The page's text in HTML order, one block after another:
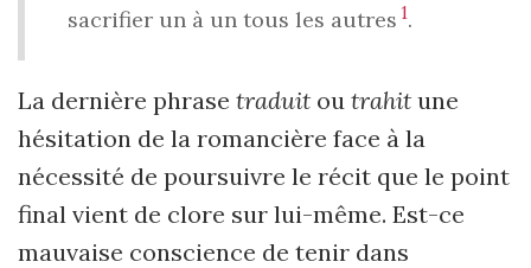
sacrifier un à un tous les autres 1.
La dernière phrase traduit ou trahit une
hésitation de la romancière face à la
nécessité de poursuivre le récit que le point
final vient de clore sur lui-même. Est-ce
mauvaise conscience de tenir dans